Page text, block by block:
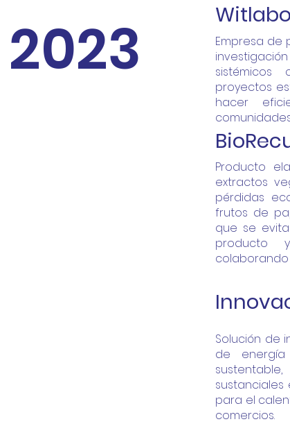
2023
Empresa de
sistémicos
proyectos
hacer
Producto
extractos
pérdidas
frutos de
que se
producto
colaborando
Solución de
de
sustanciales
para el
comercios.